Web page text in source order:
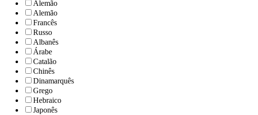
Alemão
Alemão
Francês
Russo
Albanês
Árabe
Catalão
Chinês
Dinamarquês
Grego
Hebraico
Japonês